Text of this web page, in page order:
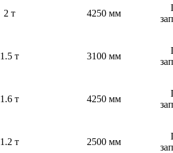
2 т 4250 мм
1.5 т 3100 мм
1.6 т 4250 мм
1.2 т 2500 мм